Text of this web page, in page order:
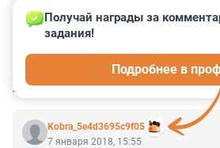
КОММЕНТАРИИ 1
Kobra_5e4d3695c9f05
Получай награды за
задания!
Подробнее в
7 января 2018, 15:55